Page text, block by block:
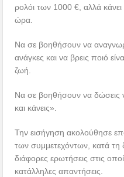
ρολόι των 1000 €, αλλά κάνει
ώρα.
Να σε βοηθήσουν να
ανάγκες και να βρεις ποιό
ζωή.
Να σε βοηθήσουν να δώσεις
και κάνεις».
Την εισήγηση ακολούθησε
των συμμετεχόντων, κατά τη
διάφορες ερωτήσεις στις
κατάλληλες απαντήσεις.